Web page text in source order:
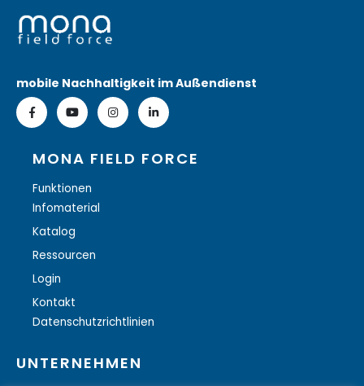
mobile Nachhaltigkeit im Außendienst
MONA FIELD FORCE
Funktionen
Infomaterial
Katalog
Ressourcen
Login
Kontakt
Datenschutzrichtlinien
UNTERNEHMEN